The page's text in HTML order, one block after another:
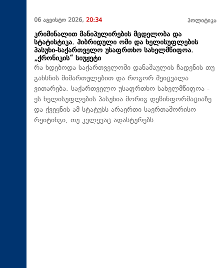
06 აგვისტო 2026, 20:34 პოლიტიკა
კრიმინალით მანიპულირების მცდელობა და
სტატისტიკა. ჰიბრიდული ომი და ხელისუფლების
პასუხი-საქართველო უსაფრთხო სახელმწიფოა.
„ქრონიკის“ სიუჟეტი
რა ხდებოდა საქართველოში დანაშაულის ჩადენის თუ
გახსნის მიმართულებით და როგორ შეიცვალა
ვითარება. საქართველო უსაფრთხო სახელმწიფოა -
ეს ხელისუფლების პასუხია მორიგ დეზინფორმაციაზე
და ქვეყნის ამ სტატუსს არაერთი საერთაშორისო
რეიტინგი, თუ კვლევაც ადასტურებს.